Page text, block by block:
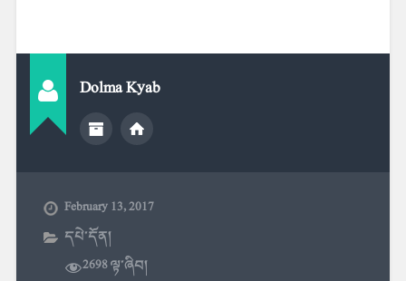
Dolma Kyab
February 13, 2017
དཔེ་དོན།
2698 ལྟ་ཞིབ།